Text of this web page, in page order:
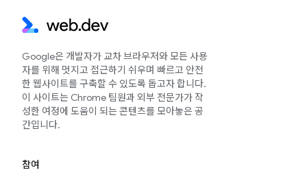
Google은 개발자가 교차 브라우저와 모든 사용
자를 위해 멋지고 접근하기 쉬우며 빠르고 안전
한 웹사이트를 구축할 수 있도록 돕고자 합니다.
이 사이트는 Chrome 팀원과 외부 전문가가 작
성한 여정에 도움이 되는 콘텐츠를 모아놓은 공
간입니다.
참여